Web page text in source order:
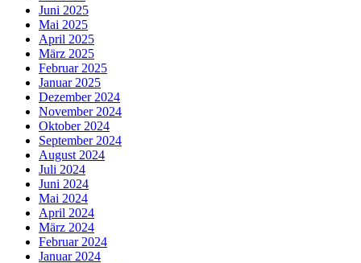
Juni 2025
Mai 2025
April 2025
März 2025
Februar 2025
Januar 2025
Dezember 2024
November 2024
Oktober 2024
September 2024
August 2024
Juli 2024
Juni 2024
Mai 2024
April 2024
März 2024
Februar 2024
Januar 2024